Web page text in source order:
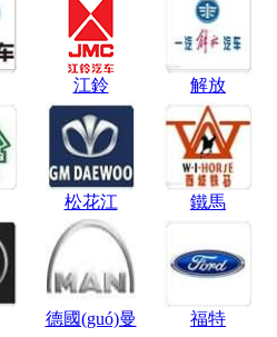
江鈴 解放
松花江 鐵馬
德國(guó)曼 福特